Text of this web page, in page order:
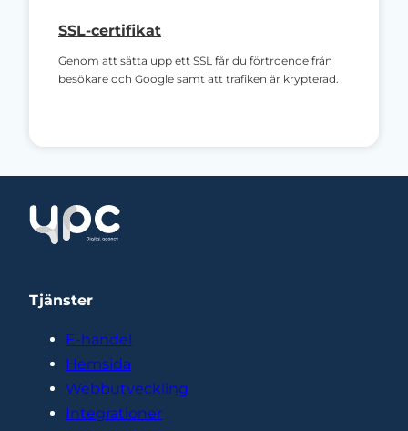
SSL-certifikat
Genom att sätta upp ett SSL får du förtroende från
besökare och Google samt att trafiken är krypterad.
Tjänster
E-handel
Hemsida
Webbutveckling
Integrationer